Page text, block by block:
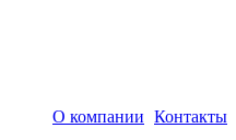
О компании Контакты